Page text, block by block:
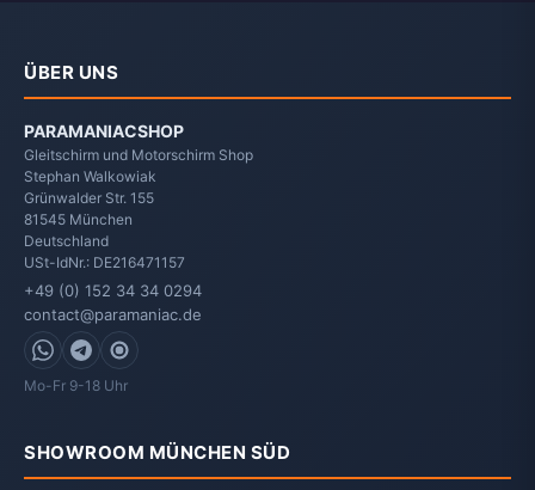
ÜBER UNS
PARAMANIACSHOP
Gleitschirm und Motorschirm Shop
Stephan Walkowiak
Grünwalder Str. 155
81545 München
Deutschland
USt-IdNr.: DE216471157
+49 (0) 152 34 34 0294
contact@paramaniac.de
WhatsApp
Telegram
Signal
Mo-Fr 9-18 Uhr
SHOWROOM MÜNCHEN SÜD